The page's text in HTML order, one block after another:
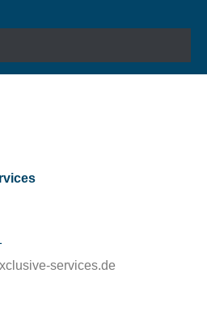
services.de